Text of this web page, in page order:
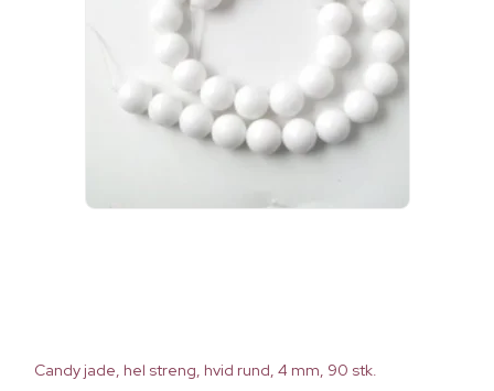
Candy jade, hel streng, hvid rund, 4 mm, 90 stk.